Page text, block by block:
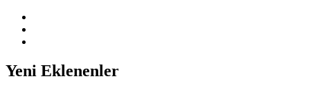
Yeni Eklenenler